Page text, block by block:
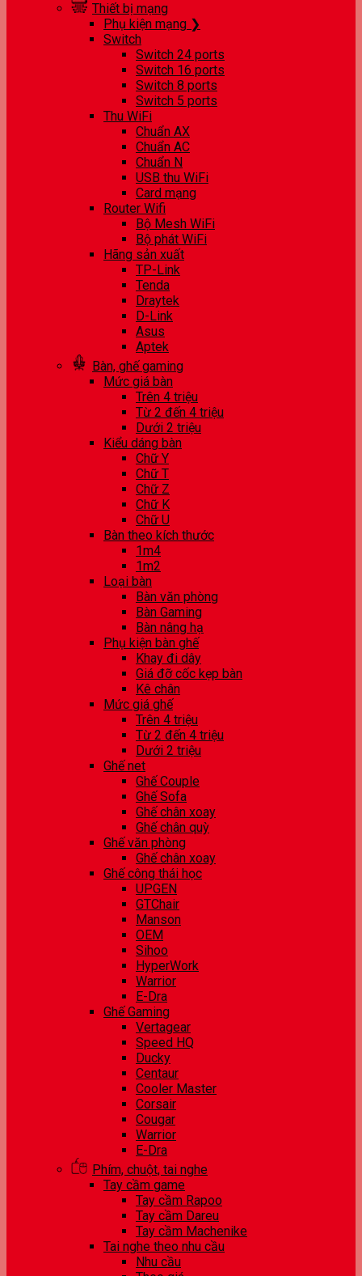
Thiết bị mạng
Phụ kiện mạng ❯
Switch
Switch 24 ports
Switch 16 ports
Switch 8 ports
Switch 5 ports
Thu WiFi
Chuẩn AX
Chuẩn AC
Chuẩn N
USB thu WiFi
Card mạng
Router Wifi
Bộ Mesh WiFi
Bộ phát WiFi
Hãng sản xuất
TP-Link
Tenda
Draytek
D-Link
Asus
Aptek
Bàn, ghế gaming
Mức giá bàn
Trên 4 triệu
Từ 2 đến 4 triệu
Dưới 2 triệu
Kiểu dáng bàn
Chữ Y
Chữ T
Chữ Z
Chữ K
Chữ U
Bàn theo kích thước
1m4
1m2
Loại bàn
Bàn văn phòng
Bàn Gaming
Bàn nâng hạ
Phụ kiện bàn ghế
Khay đi dây
Giá đỡ cốc kẹp bàn
Kê chân
Mức giá ghế
Trên 4 triệu
Từ 2 đến 4 triệu
Dưới 2 triệu
Ghế net
Ghế Couple
Ghế Sofa
Ghế chân xoay
Ghế chân quỳ
Ghế văn phòng
Ghế chân xoay
Ghế công thái học
UPGEN
GTChair
Manson
OEM
Sihoo
HyperWork
Warrior
E-Dra
Ghế Gaming
Vertagear
Speed HQ
Ducky
Centaur
Cooler Master
Corsair
Cougar
Warrior
E-Dra
Phím, chuột, tai nghe
Tay cầm game
Tay cầm Rapoo
Tay cầm Dareu
Tay cầm Machenike
Tai nghe theo nhu cầu
Nhu cầu